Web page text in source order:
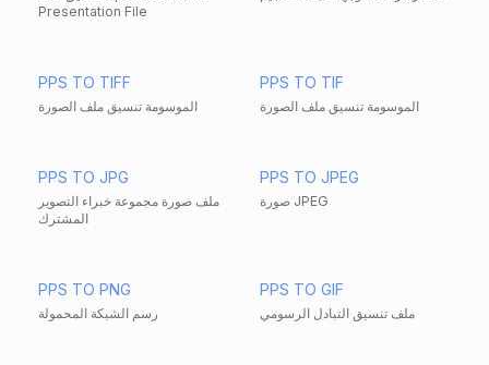
Presentation File
PPS TO TIFF
الموسومة تنسيق ملف الصورة
PPS TO TIF
الموسومة تنسيق ملف الصورة
PPS TO JPG
ملف صورة مجموعة خبراء التصوير
المشترك
PPS TO JPEG
صورة JPEG
PPS TO PNG
رسم الشبكة المحمولة
PPS TO GIF
ملف تنسيق التبادل الرسومي